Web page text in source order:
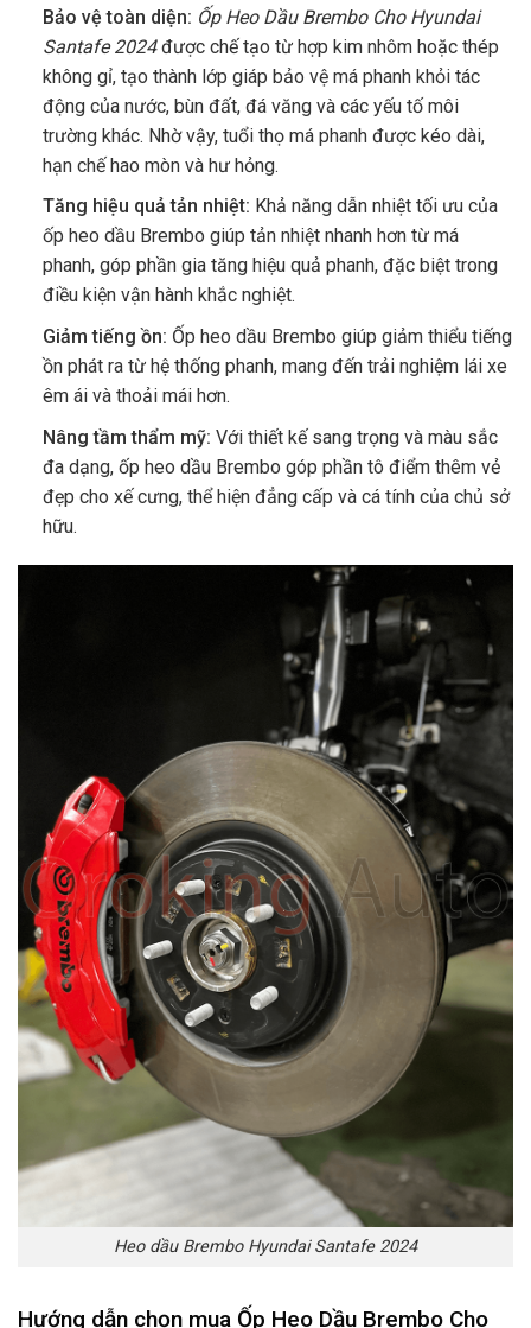
Bảo vệ toàn diện: Ốp Heo Dầu Brembo Cho Hyundai
Santafe 2024được chế tạo từ hợp kim nhôm hoặc thép
không gỉ, tạo thành lớp giáp bảo vệ má phanh khỏi tác
động của nước, bùn đất, đá văng và các yếu tố môi
trường khác. Nhờ vậy, tuổi thọ má phanh được kéo dài,
hạn chế hao mòn và hư hỏng.
Tăng hiệu quả tản nhiệt: Khả năng dẫn nhiệt tối ưu của
ốp heo dầu Brembo giúp tản nhiệt nhanh hơn từ má
phanh, góp phần gia tăng hiệu quả phanh, đặc biệt trong
điều kiện vận hành khắc nghiệt.
Giảm tiếng ồn: Ốp heo dầu Brembo giúp giảm thiểu tiếng
ồn phát ra từ hệ thống phanh, mang đến trải nghiệm lái xe
êm ái và thoải mái hơn.
Nâng tầm thẩm mỹ: Với thiết kế sang trọng và màu sắc
đa dạng, ốp heo dầu Brembo góp phần tô điểm thêm vẻ
đẹp cho xế cưng, thể hiện đẳng cấp và cá tính của chủ sở
hữu.
Heo dầu Brembo Hyundai Santafe 2024
Hướng dẫn chọn mua Ốp Heo Dầu Brembo Cho